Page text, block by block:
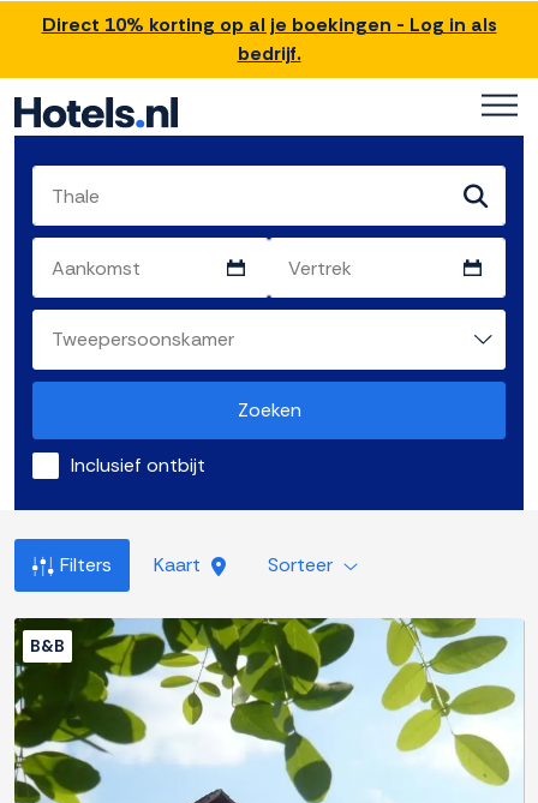
Direct 10% korting op al je boekingen - Log in als
bedrijf.
Zoeken
Inclusief ontbijt
Filters Kaart Sorteer
B&B